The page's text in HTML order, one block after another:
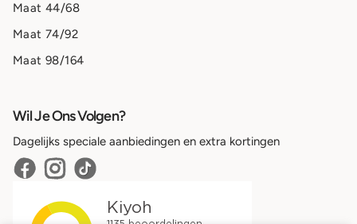
Maat 44/68
Maat 74/92
Maat 98/164
Wil Je Ons Volgen?
Dagelijks speciale aanbiedingen en extra kortingen